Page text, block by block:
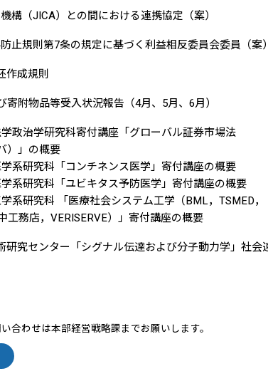
構（JICA）との間における連携協定（案）
規則第7条の規定に基づく利益相反委員会委員（案）
作成規則
附物品等受入状況報告（4月、5月、6月）
政治学研究科寄付講座「グローバル証券市場法
の概要
系研究科「コンチネンス医学」寄付講座の概要
系研究科「ユビキタス予防医学」寄付講座の概要
系研究科 「医療社会システム工学（BML，TSMED，
VERISERVE）」寄付講座の概要
究センター「シグナル伝達および分子動力学」社会
合わせは本部経営戦略課までお願いします。